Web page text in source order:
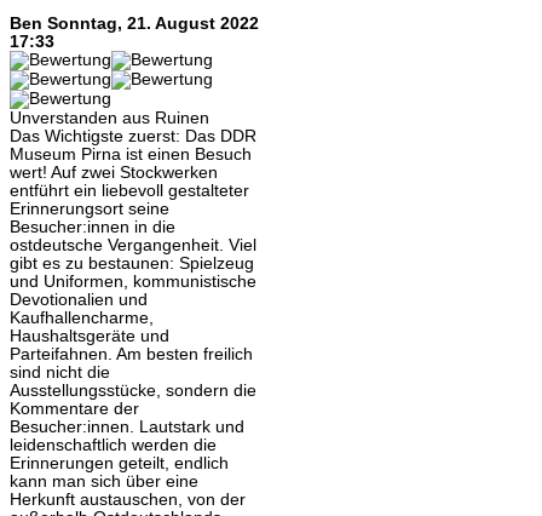
Ben Sonntag, 21. August 2022
17:33
Unverstanden aus Ruinen
Das Wichtigste zuerst: Das DDR
Museum Pirna ist einen Besuch
wert! Auf zwei Stockwerken
entführt ein liebevoll gestalteter
Erinnerungsort seine
Besucher:innen in die
ostdeutsche Vergangenheit. Viel
gibt es zu bestaunen: Spielzeug
und Uniformen, kommunistische
Devotionalien und
Kaufhallencharme,
Haushaltsgeräte und
Parteifahnen. Am besten freilich
sind nicht die
Ausstellungsstücke, sondern die
Kommentare der
Besucher:innen. Lautstark und
leidenschaftlich werden die
Erinnerungen geteilt, endlich
kann man sich über eine
Herkunft austauschen, von der